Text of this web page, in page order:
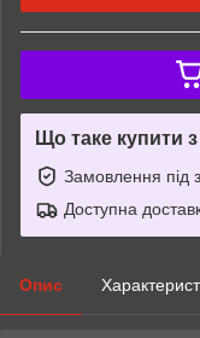
Що таке купити
Замовлення під
Доступна
Опис